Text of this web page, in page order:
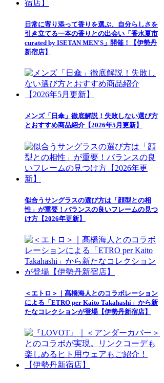
日常に寄り添って香りを選ぶ、自分らしさを
引き立てる一本の香りとの出会い「香水夏市
curated by ISETAN MEN'S」開催！【伊勢丹
新宿店】
メンズ「日傘」徹底解説！失敗しない選び方
とおすすめ商品紹介【2026年5月更新】
似合うサングラスの選び方は「顔型との相
性」が重要！バランスの良いフレームの見つ
け方【2026年更新】
＜エトロ＞｜髙橋海人とのコラボレーション
による「ETRO per Kaito Takahashi」から新
たなコレクションが登場【伊勢丹新宿店】